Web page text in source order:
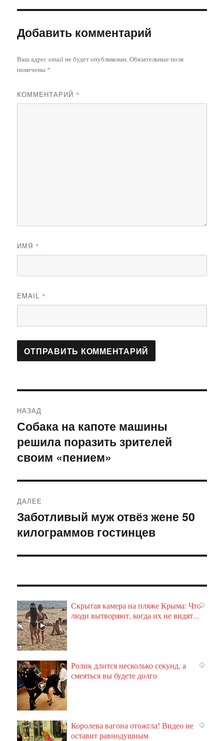
Добавить комментарий
Ваш адрес email не будет опубликован.Обязательные поля
помечены *
КОММЕНТАРИЙ *
ИМЯ *
EMAIL *
по
записям
НАЗАД
Предыдущая
запись:
Собака на капоте машины
решила поразить зрителей
своим «пением»
ДАЛЕЕ
Следующая
запись:
Заботливый муж отвёз жене 50
килограммов гостинцев
i
Скрытая камера на пляже Крыма: Что
люди вытворяют, когда их не видят...
i
Ролик длится несколько секунд, а
смеяться вы будете долго
i
Королева вагона отожгла! Видео не
оставит равнодушным